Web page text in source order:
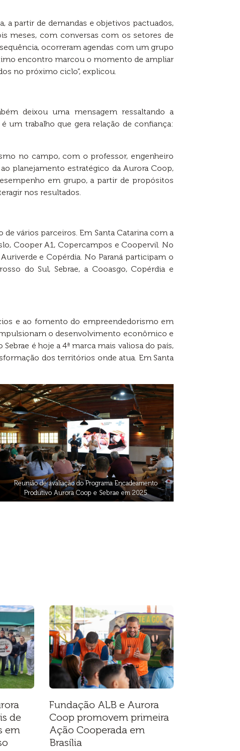
partir de demandas e objetivos pactuados,
meses, com conversas com os setores de
ocorreram agendas com um grupo
encontro marcou o momento de ampliar
no próximo ciclo”, explicou.
deixou uma mensagem ressaltando a
um trabalho que gera relação de confiança:
no campo, com o professor, engenheiro
planejamento estratégico da Aurora Coop,
em grupo, a partir de propósitos
nos resultados.
vários parceiros. Em Santa Catarina com a
Cooper A1, Copercampos e Coopervil. No
e Copérdia. No Paraná participam o
do Sul, Sebrae, a Cooasgo, Copérdia e
e ao fomento do empreendedorismo em
o desenvolvimento econômico e
é hoje a 4ª marca mais valiosa do país,
dos territórios onde atua. Em Santa
Reunião de avaliação do Programa Encadeamento
Produtivo Aurora Coop e Sebrae em 2025
de
em
Fundação ALB e Aurora
Coop promovem primeira
Ação Cooperada em
Brasília